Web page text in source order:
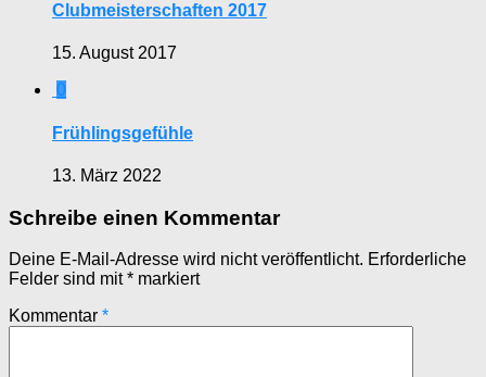
Clubmeisterschaften 2017
15. August 2017
0
Frühlingsgefühle
13. März 2022
Schreibe einen Kommentar
Deine E-Mail-Adresse wird nicht veröffentlicht. Erforderliche
Felder sind mit* markiert
Kommentar *